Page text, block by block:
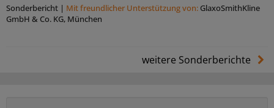
Sonderbericht | Mit freundlicher Unterstützung von: GlaxoSmithKline
GmbH & Co. KG, München
weitere Sonderberichte